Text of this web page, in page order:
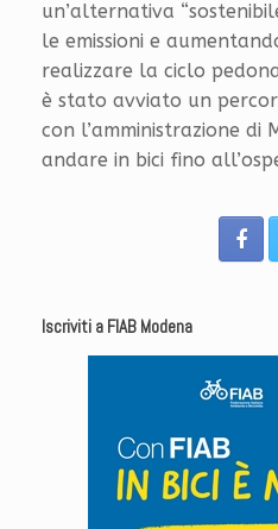
un’alternativa
le emissioni e
realizzare la ciclo
è stato avviato un
con l’amministrazione di
andare in bici fino
Iscriviti a FIAB Modena